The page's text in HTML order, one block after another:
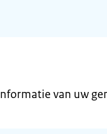
van uw